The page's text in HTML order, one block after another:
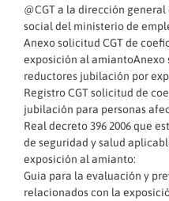
@CGT a la dirección
social del ministerio de
Anexo solicitud CGT de
exposición al
reductores jubilación por
Registro CGT solicitud de
jubilación para personas
Real decreto 396 2006 que
de seguridad y salud
exposición al amianto:
Guia para la evaluación y
relacionados con la